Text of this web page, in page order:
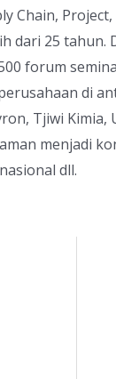
Chain,
dari 25 tahun.
forum
di
Tjiwi Kimia,
menjadi
dll.